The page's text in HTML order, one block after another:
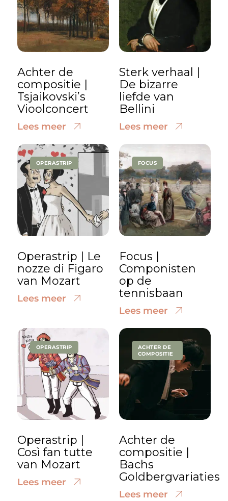
Achter de
compositie |
Tsjaikovski’s
Vioolconcert
Lees meer
Sterk verhaal |
De bizarre
liefde van
Bellini
Lees meer
OPERASTRIP
Operastrip | Le
nozze di Figaro
van Mozart
Lees meer
FOCUS
Focus |
Componisten
op de
tennisbaan
Lees meer
OPERASTRIP
Operastrip |
Così fan tutte
van Mozart
Lees meer
ACHTER DE
COMPOSITIE
Achter de
compositie |
Bachs
Goldbergvariaties
Lees meer